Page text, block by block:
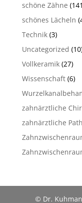
schöne Zähne
schönes Lächeln
Technik(3)
Uncategorized
Vollkeramik(27)
Wissenschaft(6)
zahnärztliche
zahnärztliche
© Dr.